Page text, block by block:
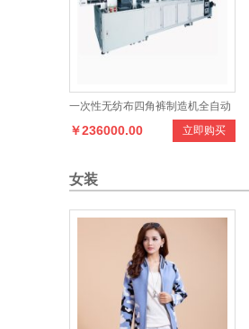
一次性无纺布四角裤制造机全自动
平角裤成型机足浴桑拿裤制造机器
立即购买
￥236000.00
女装